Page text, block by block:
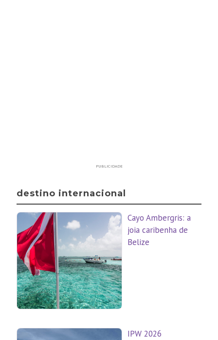
PUBLICIDADE
destino internacional
Cayo Ambergris: a
joia caribenha de
Belize
IPW 2026